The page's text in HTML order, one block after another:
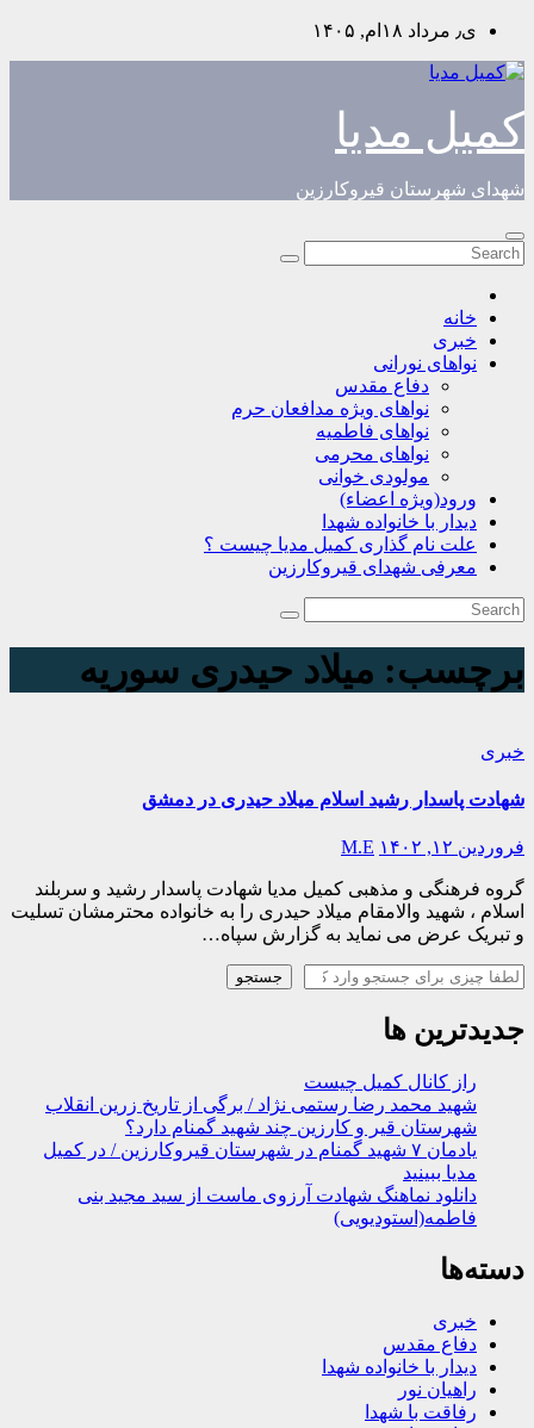
Skip
content
ی٫ مرداد ۱۸ام, ۱۴۰۵
کمیل مدیا
شهدای شهرستان قیروکارزین
خانه
خبری
نواهای نورانی
دفاع مقدس
نواهای ویژه مدافعان حرم
نواهای فاطمیه
نواهای محرمی
مولودی خوانی
ورود(ویژه اعضاء)
دیدار با خانواده شهدا
علت نام گذاری کمیل مدیا چیست ؟
معرفی شهدای قیروکارزین
برچسب: میلاد حیدری سوریه
خبری
شهادت پاسدار رشید اسلام میلاد حیدری در دمشق
فروردین ۱۲, ۱۴۰۲ M.E
گروه فرهنگی و مذهبی کمیل مدیا شهادت پاسدار رشید و سربلند
اسلام ، شهید والامقام میلاد حیدری را به خانواده محترمشان تسلیت
و تبریک عرض می نماید به گزارش سپاه…
جستجو
جستجو
جدیدترین ها
راز کانال کمیل چیست
شهید محمد رضا رستمی نژاد / برگی از تاریخ زرین انقلاب
شهرستان قیر و کارزین چند شهید گمنام دارد؟
یادمان ۷ شهید گمنام در شهرستان قیروکارزین / در کمیل
مدیا ببینید
دانلود نماهنگ شهادت آرزوی ماست از سید مجید بنی
فاطمه(استودیویی)
دسته‌ها
خبری
دفاع مقدس
دیدار با خانواده شهدا
راهیان نور
رفاقت با شهدا